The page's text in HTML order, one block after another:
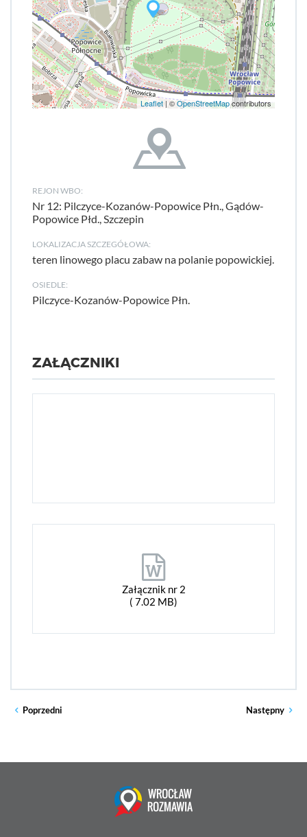
Leaflet | ©OpenStreetMapcontributors
REJON WBO:
Nr 12: Pilczyce-Kozanów-Popowice Płn., Gądów-
Popowice Płd., Szczepin
LOKALIZACJA SZCZEGÓŁOWA:
teren linowego placu zabaw na polanie popowickiej.
OSIEDLE:
Pilczyce-Kozanów-Popowice Płn.
ZAŁĄCZNIKI
Załącznik nr 2
( 7.02 MB)
Poprzedni Następny